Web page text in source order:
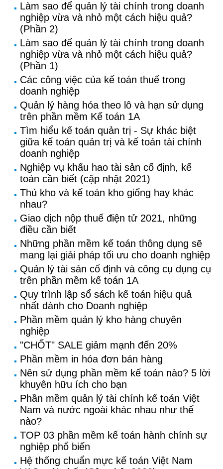
Làm sao để quản lý tài chính trong doanh
nghiệp vừa và nhỏ một cách hiệu quả?
(Phần 2)
Làm sao để quản lý tài chính trong doanh
nghiệp vừa và nhỏ một cách hiệu quả?
(Phần 1)
Các công việc của kế toán thuế trong
doanh nghiệp
Quản lý hàng hóa theo lô và hạn sử dụng
trên phần mềm Kế toán 1A
Tìm hiểu kế toán quản trị - Sự khác biệt
giữa kế toán quản trị và kế toán tài chính
doanh nghiệp
Nghiệp vụ khấu hao tài sản cố định, kế
toán cần biết (cập nhật 2021)
Thủ kho và kế toán kho giống hay khác
nhau?
Giao dịch nộp thuế điện tử 2021, những
điều cần biết
Những phần mềm kế toán thông dụng sẽ
mang lại giải pháp tối ưu cho doanh nghiệp
Quản lý tài sản cố định và công cụ dụng cụ
trên phần mềm kế toán 1A
Quy trình lập sổ sách kế toán hiệu quả
nhất dành cho Doanh nghiệp
Phần mềm quản lý kho hàng chuyên
nghiệp
"CHỐT" SALE giảm mạnh đến 20%
Phần mềm in hóa đơn bán hàng
Nên sử dụng phần mềm kế toán nào? 5 lời
khuyên hữu ích cho bạn
Phần mềm quản lý tài chính kế toán Việt
Nam và nước ngoài khác nhau như thế
nào?
TOP 03 phần mềm kế toán hành chính sự
nghiệp phổ biến
Hệ thống chuẩn mực kế toán Việt Nam